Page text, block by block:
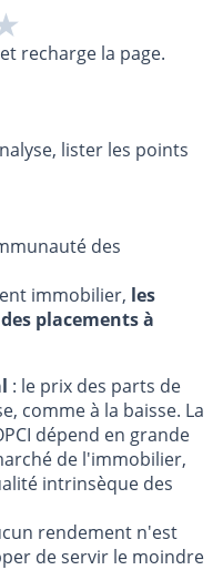
recharge la page.
lister les points
des
immobilier, les
placements à
: le prix des parts de
comme à la baisse. La
dépend en grande
de l'immobilier,
intrinsèque des
rendement n'est
de servir le moindre